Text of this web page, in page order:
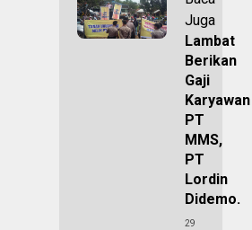
Juga
Lambat
Berikan
Gaji
Karyawan
PT
MMS,
PT
Lordin
Didemo.
29